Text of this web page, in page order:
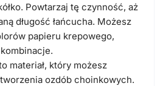
Powtarzaj tę czynność, aż
długość łańcucha. Możesz
papieru krepowego,
materiał, który możesz
ozdób choinkowych.